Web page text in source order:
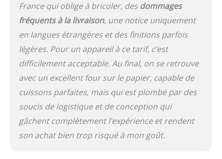
France qui oblige à bricoler, desdommages
fréquents à la livraison, une notice uniquement
en langues étrangères et des finitions parfois
légères. Pour un appareil à ce tarif, c’est
difficilement acceptable. Au final, on se retrouve
avec un excellent four sur le papier, capable de
cuissons parfaites, mais qui est plombé par des
soucis de logistique et de conception qui
gâchent complètement l’expérience et rendent
son achat bien trop risqué à mon goût.